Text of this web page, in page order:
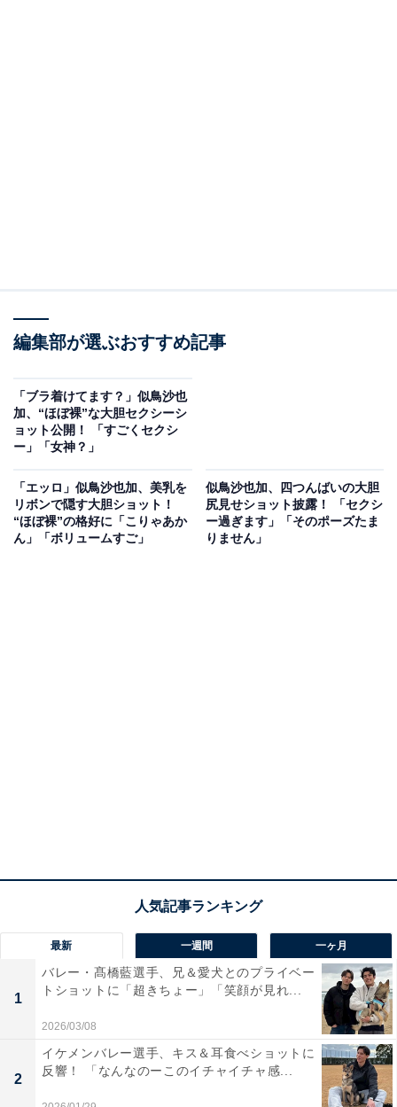
編集部が選ぶおすすめ記事
「ブラ着けてます？」似鳥沙也
加、“ほぼ裸”な大胆セクシーシ
ョット公開！ 「すごくセクシ
ー」「女神？」
「エッロ」似鳥沙也加、美乳を
リボンで隠す大胆ショット！
“ほぼ裸”の格好に「こりゃあか
ん」「ボリュームすご」
似鳥沙也加、四つんばいの大胆
尻見せショット披露！ 「セクシ
ー過ぎます」「そのポーズたま
りません」
最新 一週間 一ヶ月
1
バレー・髙橋藍選手、兄＆愛犬とのプライベー
トショットに「超きちょー」「笑顔が見れ...
2026/03/08
2
イケメンバレー選手、キス＆耳食べショットに
反響！ 「なんなのーこのイチャイチャ感...